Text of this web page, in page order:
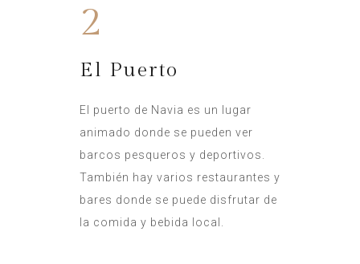
2
El Puerto
El puerto de Navia es un lugar
animado donde se pueden ver
barcos pesqueros y deportivos.
También hay varios restaurantes y
bares donde se puede disfrutar de
la comida y bebida local.